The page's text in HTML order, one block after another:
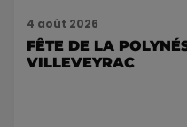
4 août 2026
FÊTE DE LA
VILLEVEYRAC